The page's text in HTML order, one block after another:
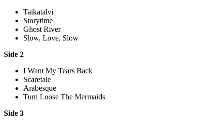
Taikatalvi
Storytime
Ghost River
Slow, Love, Slow
Side 2
I Want My Tears Back
Scaretale
Arabesque
Turn Loose The Mermaids
Side 3